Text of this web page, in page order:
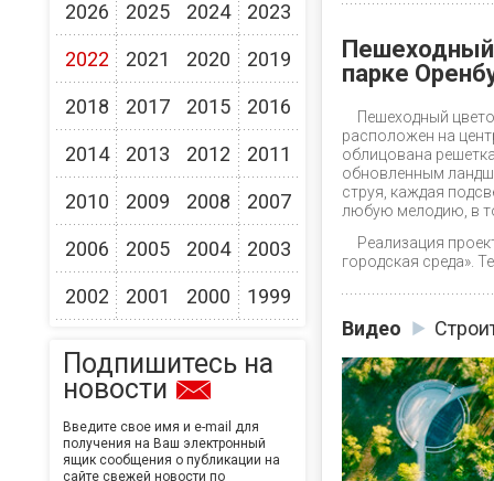
2026
2025 2024 2023
2022 2021 2020 2019
2018 2017 2015 2016
2014 2013 2012 2011
2010 2009 2008 2007
2006 2005 2004 2003
2002 2001 2000 1999
Подпишитесь на
новости
Введите свое имя и e-mail для
получения на Ваш электронный
ящик сообщения о публикации на
сайте свежей новости по
Пешеходный
парке
Пешеходный
расположен на
облицована
обновленным
струя, каждая
любую мелодию, в
Реализация
городская среда».
Видео